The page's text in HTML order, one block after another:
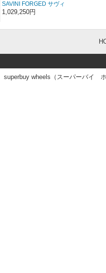
SAVINI FORGED サヴィ
ーニ フォージド XLT
1,029,250円
superbuy wheels（スーパーバイ ホ